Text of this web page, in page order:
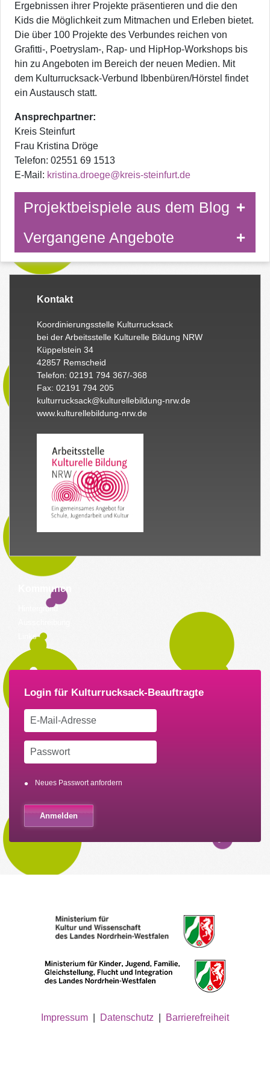
Ergebnissen ihrer Projekte präsentieren und die den
Kids die Möglichkeit zum Mitmachen und Erleben bietet.
Die über 100 Projekte des Verbundes reichen von
Grafitti-, Poetryslam-, Rap- und HipHop-Workshops bis
hin zu Angeboten im Bereich der neuen Medien. Mit
dem Kulturrucksack-Verbund Ibbenbüren/Hörstel findet
ein Austausch statt.
Ansprechpartner:
Kreis Steinfurt
Frau Kristina Dröge
Telefon: 02551 69 1513
E-Mail: kristina.droege@kreis-steinfurt.de
Projektbeispiele aus dem Blog
Vergangene Angebote
Kontakt
Koordinierungsstelle Kulturrucksack
bei der Arbeitsstelle Kulturelle Bildung NRW
Küppelstein 34
42857 Remscheid
Telefon: 02191 794 367/-368
Fax: 02191 794 205
kulturrucksack@kulturellebildung-nrw.de
www.kulturellebildung-nrw.de
Kommunen
Hintergrund
Links
Neues Passwort anfordern
Impressum Datenschutz Barrierefreiheit